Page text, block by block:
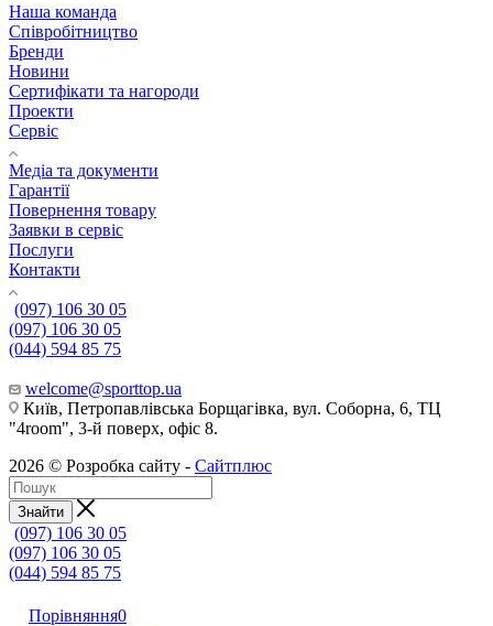
Наша команда
Співробітництво
Бренди
Новини
Сертифікати та нагороди
Проекти
Сервіс
Медіа та документи
Гарантії
Повернення товару
Заявки в сервіс
Послуги
Контакти
(097) 106 30 05
(097) 106 30 05
(044) 594 85 75
welcome@sporttop.ua
Київ, Петропавлівська Борщагівка, вул. Соборна, 6, ТЦ
"4room", 3-й поверх, офіс 8.
2026 © Розробка сайту - Сайтплюс
Знайти
(097) 106 30 05
(097) 106 30 05
(044) 594 85 75
Порівняння0